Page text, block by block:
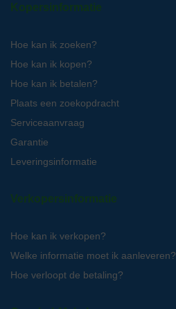
Kopersinformatie
Hoe kan ik zoeken?
Hoe kan ik kopen?
Hoe kan ik betalen?
Plaats een zoekopdracht
Serviceaanvraag
Garantie
Leveringsinformatie
Verkopersinformatie
Hoe kan ik verkopen?
Welke informatie moet ik aanleveren?
Hoe verloopt de betaling?